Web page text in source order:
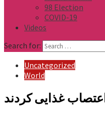
98 Election
COVID-19
Videos
Search for:
Uncategorized
World
غذایی کردند